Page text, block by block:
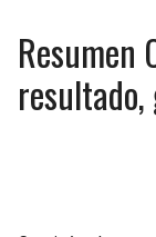
Resumen